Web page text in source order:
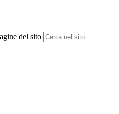
del sito